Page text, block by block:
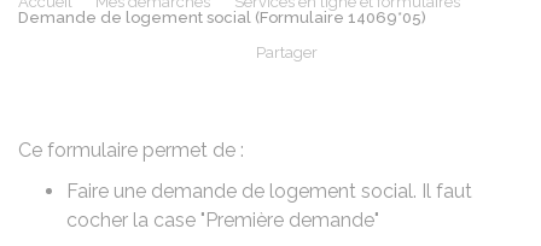
Demande de logement social (Formulaire 14069*05)
Partager
Ce formulaire permet de :
Faire une demande de logement social. Il faut
cocher la case "Première demande"